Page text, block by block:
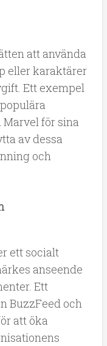
att använda
eller karaktärer
Ett exempel
för sina
av dessa
och
ett socialt
anseende
Ett
BuzzFeed och
att öka